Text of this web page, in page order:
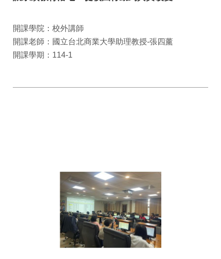
開課學院：校外講師
開課老師：國立台北商業大學助理教授-張四薰
開課學期：114-1